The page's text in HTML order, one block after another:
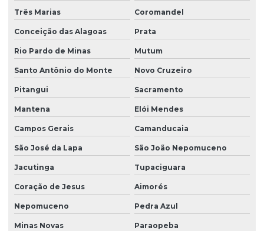
Três Marias Coromandel
Conceição das Alagoas Prata
Rio Pardo de Minas Mutum
Santo Antônio do Monte Novo Cruzeiro
Pitangui Sacramento
Mantena Elói Mendes
Campos Gerais Camanducaia
São José da Lapa São João Nepomuceno
Jacutinga Tupaciguara
Coração de Jesus Aimorés
Nepomuceno Pedra Azul
Minas Novas Paraopeba